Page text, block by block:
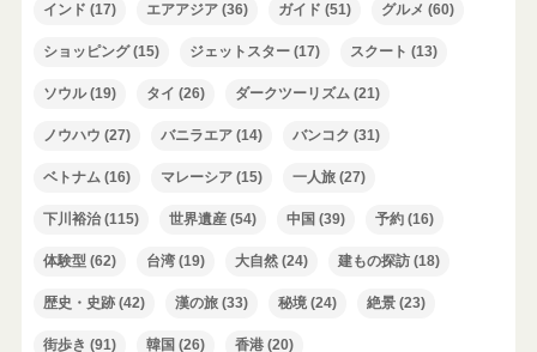
インド (17) エアアジア(36) ガイド (51) グルメ (60)
ショッピング(15) ジェットスター(17) スクート (13)
ソウル(19) タイ (26) ダークツーリズム(21)
ノウハウ (27) バニラエア(14) バンコク (31)
ベトナム(16) マレーシア(15) 一人旅(27)
下川裕治(115) 世界遺産(54) 中国 (39) 予約(16)
体験型(62) 台湾(19) 大自然(24) 建もの探訪(18)
歴史・史跡(42) 漢の旅(33) 秘境(24) 絶景(23)
街歩き (91) 韓国 (26) 香港(20)